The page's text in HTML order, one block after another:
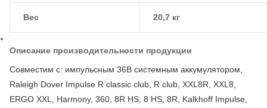
Вес 20,7 кг
Описание производительности продукции
Совместим с: импульсным 36В системным аккумулятором,
Raleigh Dover Impulse R classic club, R club, XXL8R, XXL8,
ERGO XXL, Harmony, 360, 8R HS, 8 HS, 8R, Kalkhoff Impulse,